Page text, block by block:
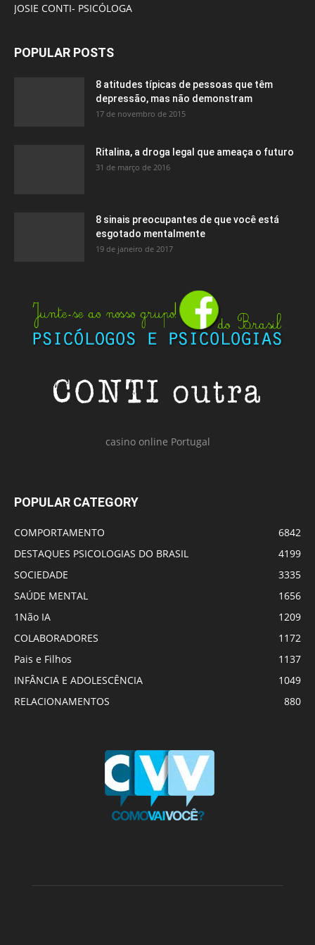
JOSIE CONTI- PSICÓLOGA
POPULAR POSTS
8 atitudes típicas de pessoas que têm
depressão, mas não demonstram
17 de novembro de 2015
Ritalina, a droga legal que ameaça o futuro
31 de março de 2016
8 sinais preocupantes de que você está
esgotado mentalmente
19 de janeiro de 2017
casino online Portugal
POPULAR CATEGORY
COMPORTAMENTO
6842
DESTAQUES PSICOLOGIAS DO BRASIL
4199
SOCIEDADE
3335
SAÚDE MENTAL
1656
1Não IA
1209
COLABORADORES
1172
Pais e Filhos
1137
INFÂNCIA E ADOLESCÊNCIA
1049
RELACIONAMENTOS
880